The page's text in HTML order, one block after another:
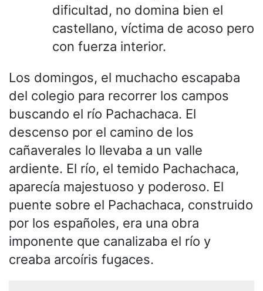
dificultad, no domina bien el
castellano, víctima de acoso pero
con fuerza interior.
Los domingos, el muchacho escapaba
del colegio para recorrer los campos
buscando el río Pachachaca. El
descenso por el camino de los
cañaverales lo llevaba a un valle
ardiente. El río, el temido Pachachaca,
aparecía majestuoso y poderoso. El
puente sobre el Pachachaca, construido
por los españoles, era una obra
imponente que canalizaba el río y
creaba arcoíris fugaces.